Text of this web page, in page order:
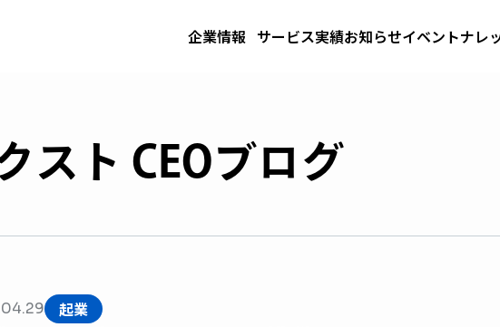
企業情報 サービス実績お知らせイベントナレ
スト CEOブログ
起業